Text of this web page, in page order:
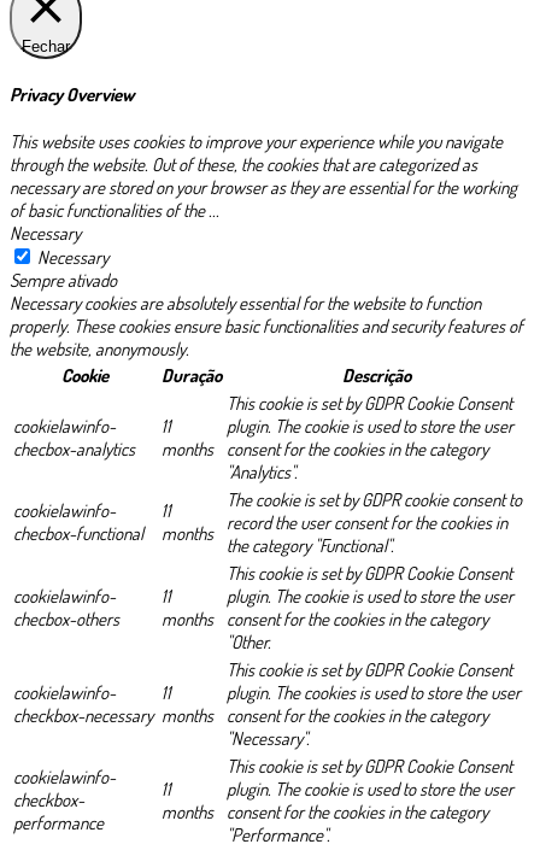
Fechar
Privacy Overview
This website uses cookies to improve your experience while you navigate
through the website. Out of these, the cookies that are categorized as
necessary are stored on your browser as they are essential for the working
of basic functionalities of the...
Necessary
Necessary
Sempre ativado
Necessary cookies are absolutely essential for the website to function
properly. These cookies ensure basic functionalities and security features of
the website, anonymously.
Cookie
Duração Descrição
cookielawinfo-
checbox-analytics
11
months
This cookie is set by GDPR Cookie Consent
plugin. The cookie is used to store the user
consent for the cookies in the category
"Analytics".
cookielawinfo-
checbox-functional
11
months
The cookie is set by GDPR cookie consent to
record the user consent for the cookies in
the category "Functional".
cookielawinfo-
checbox-others
11
months
This cookie is set by GDPR Cookie Consent
plugin. The cookie is used to store the user
consent for the cookies in the category
"Other.
cookielawinfo-
checkbox-necessary
11
months
This cookie is set by GDPR Cookie Consent
plugin. The cookies is used to store the user
consent for the cookies in the category
"Necessary".
cookielawinfo-
checkbox-
performance
11
months
This cookie is set by GDPR Cookie Consent
plugin. The cookie is used to store the user
consent for the cookies in the category
"Performance".